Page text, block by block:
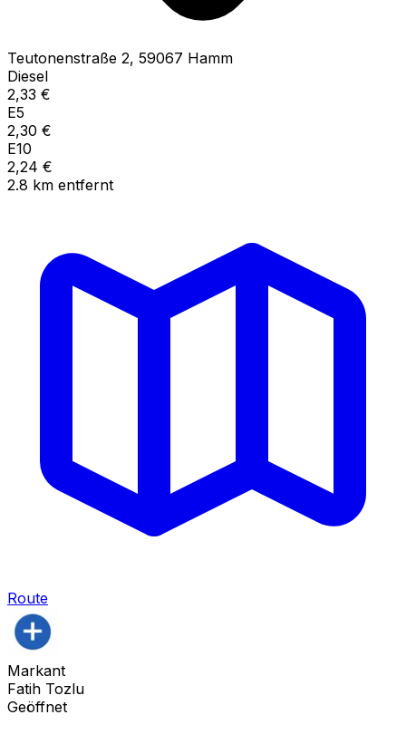
Teutonenstraße 2, 59067 Hamm
Diesel
2,33 €
E5
2,30 €
E10
2,24 €
2.8 km entfernt
Route
Markant
Fatih Tozlu
Geöffnet